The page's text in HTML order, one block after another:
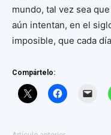
mundo, tal vez sea
aún intentan, en el
imposible, que cada
Compártelo: